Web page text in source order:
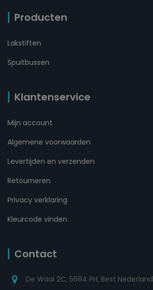
Producten
Lakstiften
Spuitbussen
Klantenservice
Mijn account
Algemene voorwaarden
Levertijden en verzenden
Retourneren
Privacy verklaring
Kleurcode vinden
Contact
De Waal 2C, 5684 PH, Best Nederland